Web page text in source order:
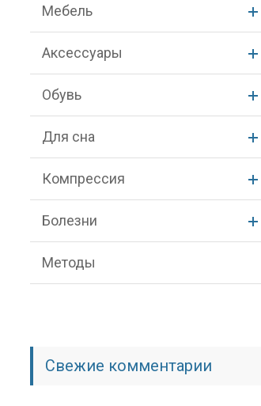
Мебель
Аксессуары
Обувь
Для сна
Компрессия
Болезни
Методы
Свежие комментарии